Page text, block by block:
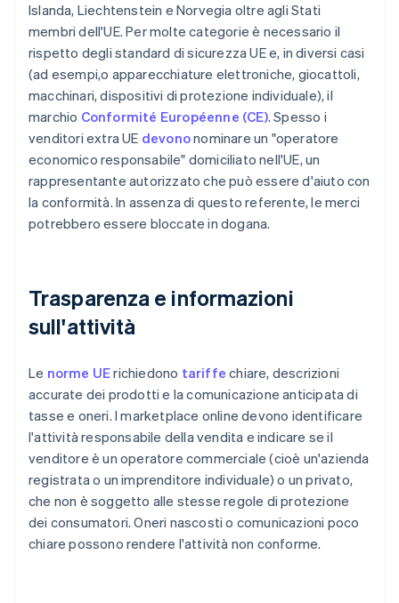
Islanda, Liechtenstein e Norvegia oltre agli Stati
membri dell'UE. Per molte categorie è necessario il
rispetto degli standard di sicurezza UE e, in diversi casi
(ad esempi,o apparecchiature elettroniche, giocattoli,
macchinari, dispositivi di protezione individuale), il
marchio Conformité Européenne (CE). Spesso i
venditori extra UE devononominare un "operatore
economico responsabile" domiciliato nell'UE, un
rappresentante autorizzato che può essere d'aiuto con
la conformità. In assenza di questo referente, le merci
potrebbero essere bloccate in dogana.
Trasparenza e informazioni
sull'attività
Le norme UErichiedono tariffe chiare, descrizioni
accurate dei prodotti e la comunicazione anticipata di
tasse e oneri. I marketplace online devono identificare
l'attività responsabile della vendita e indicare se il
venditore è un operatore commerciale (cioè un'azienda
registrata o un imprenditore individuale) o un privato,
che non è soggetto alle stesse regole di protezione
dei consumatori. Oneri nascosti o comunicazioni poco
chiare possono rendere l'attività non conforme.